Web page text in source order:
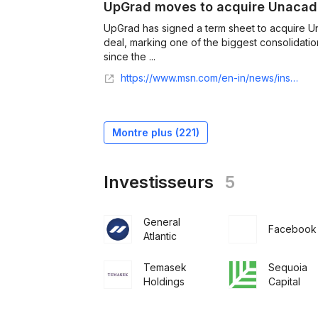
UpGrad moves to acquire
UpGrad has signed a term sheet to acquire
deal, marking one of the biggest
since the ...
https://www.msn.com/en-in/news/insight/upgrad-moves-to-acquire-unacademy/gm-GM64C6349E?gemSnapshotKey=GM64C6349E-snapshot-0&uxmode=ruby
Montre plus (221)
Investisseurs 5
General
Atlantic
Facebook
Temasek
Holdings
Sequoia
Capital